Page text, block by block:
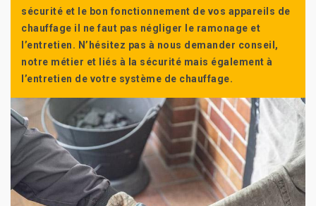
sécurité et le bon fonctionnement de vos appareils de
chauffage il ne faut pas négliger le ramonage et
l’entretien. N’hésitez pas à nous demander conseil,
notre métier et liés à la sécurité mais également à
l’entretien de votre système de chauffage.